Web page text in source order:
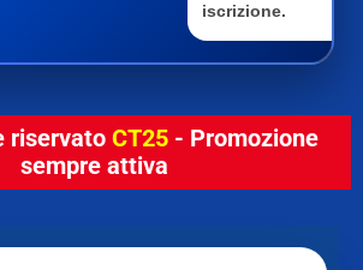
iscrizione.
riservato CT25- Promozione
sempre attiva